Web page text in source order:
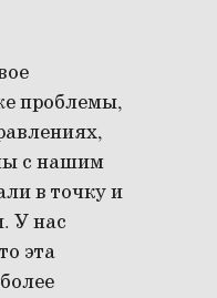
проблемы,
с нашим
в точку и
У нас
эта